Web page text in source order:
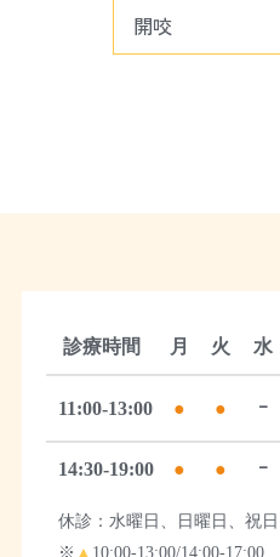
開咬
診療時間 月 火 水
11:00-13:00 ● ● ｰ
14:30-19:00 ● ● ｰ
休診：水曜日、日曜日、祝日
※ ▲ 10:00-13:00/14:00-17:00